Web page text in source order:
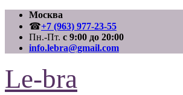
Перейти
содержимому
Москва
☎+7 (963) 977-23-55
Пн.-Пт. с 9:00 до 20:00
info.lebra@gmail.com
Le-bra